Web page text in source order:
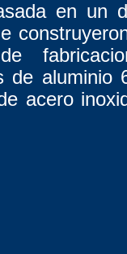
en un
de aluminio
acero